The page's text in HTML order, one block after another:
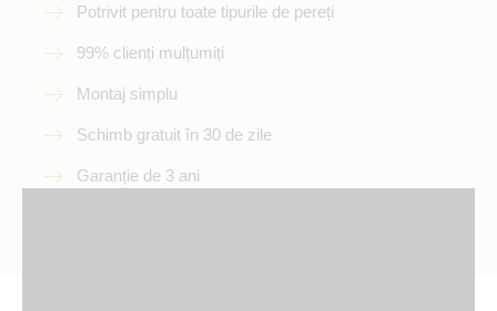
Potrivit pentru toate tipurile de pereți
99% clienți mulțumiți
Montaj simplu
Schimb gratuit în 30 de zile
Garanție de 3 ani